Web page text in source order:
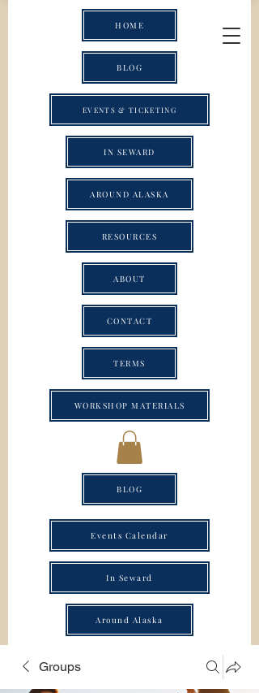
Events Calendar
In Seward
Around Alaska
BLOG
HOME
BLOG
IN SEWARD
AROUND ALASKA
RESOURCES
ABOUT
CONTACT
TERMS
WORKSHOP MATERIALS
EVENTS & TICKETING
Groups